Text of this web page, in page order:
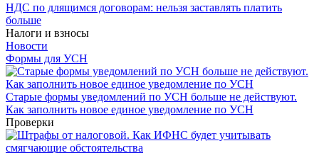
НДС по длящимся договорам: нельзя заставлять платить
больше
Налоги и взносы
Новости
Формы для УСН
Старые формы уведомлений по УСН больше не действуют.
Как заполнить новое единое уведомление по УСН
Проверки